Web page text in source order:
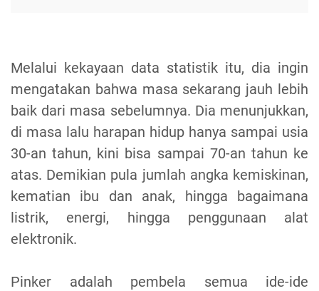
Melalui kekayaan data statistik itu, dia ingin
mengatakan bahwa masa sekarang jauh lebih
baik dari masa sebelumnya. Dia menunjukkan,
di masa lalu harapan hidup hanya sampai usia
30-an tahun, kini bisa sampai 70-an tahun ke
atas. Demikian pula jumlah angka kemiskinan,
kematian ibu dan anak, hingga bagaimana
listrik, energi, hingga penggunaan alat
elektronik.
Pinker adalah pembela semua ide-ide